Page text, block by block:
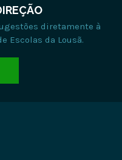
diretamente à
Escolas da Lousã.